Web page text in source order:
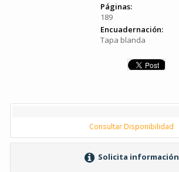
Páginas:
189
Encuadernación:
Tapa blanda
Consultar Disponibilidad
Solicita información